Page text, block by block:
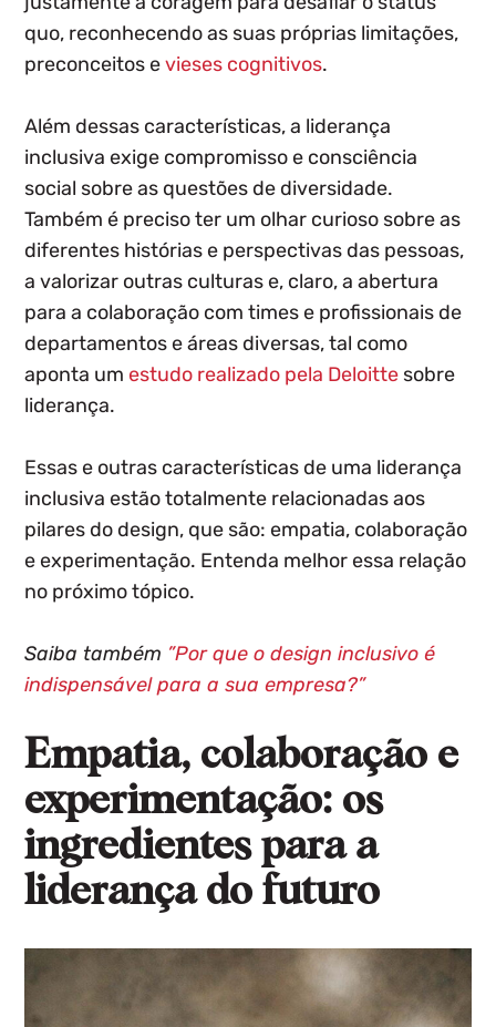
quo, reconhecendo as suas próprias limitações,
preconceitos evieses cognitivos.
Além dessas características, a liderança
inclusiva exige compromisso e consciência
social sobre as questões de diversidade.
Também é preciso ter um olhar curioso sobre as
diferentes histórias e perspectivas das pessoas,
a valorizar outras culturas e, claro, a abertura
para a colaboração com times e profissionais de
departamentos e áreas diversas, tal como
aponta um estudo realizado pela Deloitte sobre
liderança.
Essas e outras características de uma liderança
inclusiva estão totalmente relacionadas aos
pilares do design, que são: empatia, colaboração
e experimentação. Entenda melhor essa relação
no próximo tópico.
Saiba também ”Por que o design inclusivo é
indispensável para a sua empresa?”
Empatia, colaboração e
experimentação: os
ingredientes para a
liderança do futuro